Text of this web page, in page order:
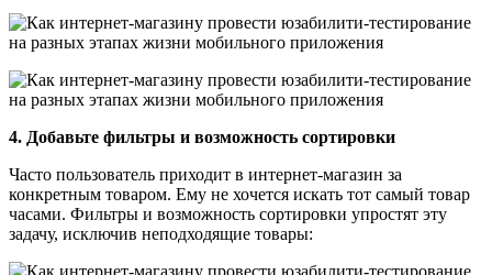
4. Добавьте фильтры и возможность сортировки
Часто пользователь приходит в интернет-магазин за
конкретным товаром. Ему не хочется искать тот самый товар
часами. Фильтры и возможность сортировки упростят эту
задачу, исключив неподходящие товары: